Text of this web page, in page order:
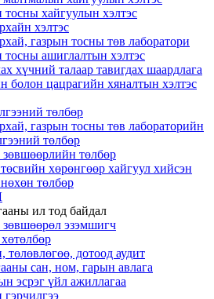
тосны хайгуулын хэлтэс
хэлтэс
газрын тосны төв лаборатори
тосны ашиглалтын хэлтэс
хүчний талаар тавигдах шаардлага
болон цацрагийн хяналтын хэлтэс
төлбөр
газрын тосны төв лабораторийн
төлбөр
зөвшөөрлийн төлбөр
хөрөнгөөр хайгуул хийсэн
төлбөр
ил тод байдал
зөвшөөрөл эзэмшигч
төлөвлөгөө, дотоод аудит
сан, ном, гарын авлага
эсрэг үйл ажиллагаа
гэрчилгээ